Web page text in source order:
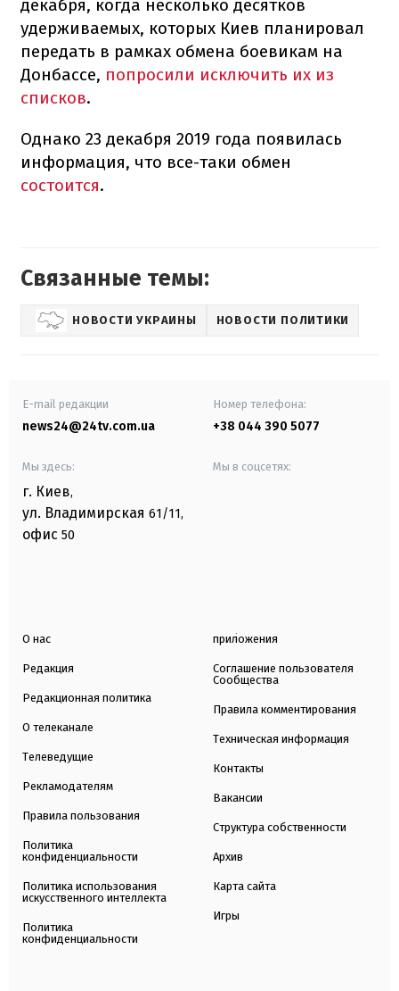
декабря, когда несколько десятков
удерживаемых, которых Киев планировал
передать в рамках обмена боевикам на
Донбассе, попросили исключить их из
списков.
Однако 23 декабря 2019 года появилась
информация, что все-таки обмен
состоится.
Связанные темы:
НОВОСТИ УКРАИНЫ НОВОСТИ ПОЛИТИКИ
E-mail редакции
news24@24tv.com.ua
Номер телефона:
+38 044 390 5077
Мы здесь:
г. Киев,
ул. Владимирская 61/11,
офис 50
Мы в соцсетях:
О нас
Редакция
Редакционная политика
О телеканале
Телеведущие
Рекламодателям
Правила пользования
Политика
конфиденциальности
Политика использования
искусственного интеллекта
Политика
конфиденциальности
приложения
Соглашение пользователя
Сообщества
Правила комментирования
Техническая информация
Контакты
Вакансии
Структура собственности
Архив
Карта сайта
Игры